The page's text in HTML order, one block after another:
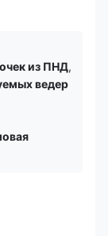
из ПНД,
ведер